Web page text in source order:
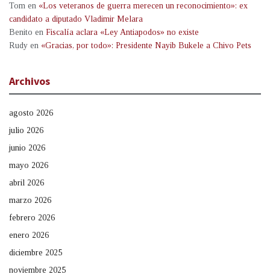
Tom en «Los veteranos de guerra merecen un reconocimiento»: ex
candidato a diputado Vladimir Melara
Benito en Fiscalía aclara «Ley Antiapodos» no existe
Rudy en «Gracias, por todo»: Presidente Nayib Bukele a Chivo Pets
Archivos
agosto 2026
julio 2026
junio 2026
mayo 2026
abril 2026
marzo 2026
febrero 2026
enero 2026
diciembre 2025
noviembre 2025